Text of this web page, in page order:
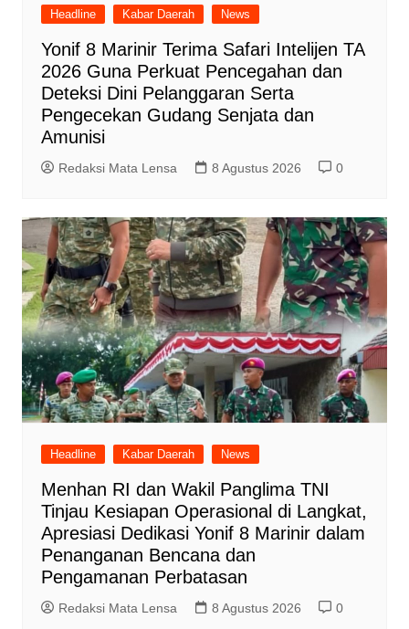
Headline Kabar Daerah News
Yonif 8 Marinir Terima Safari Intelijen TA
2026 Guna Perkuat Pencegahan dan
Deteksi Dini Pelanggaran Serta
Pengecekan Gudang Senjata dan
Amunisi
Redaksi Mata Lensa 8 Agustus 2026 0
Headline Kabar Daerah News
Menhan RI dan Wakil Panglima TNI
Tinjau Kesiapan Operasional di Langkat,
Apresiasi Dedikasi Yonif 8 Marinir dalam
Penanganan Bencana dan
Pengamanan Perbatasan
Redaksi Mata Lensa 8 Agustus 2026 0